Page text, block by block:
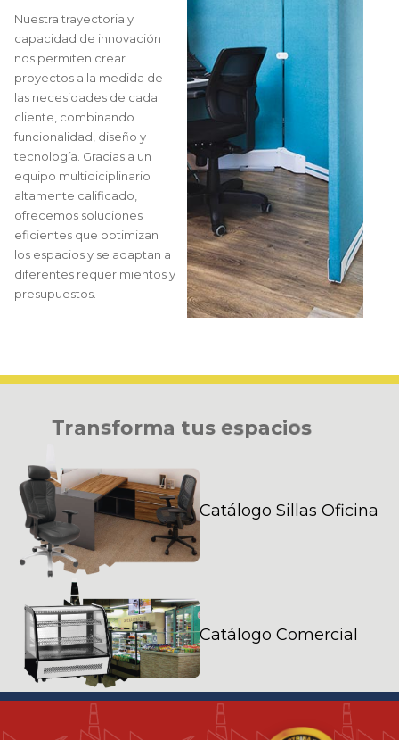
Nuestra trayectoria y
capacidad de innovación
nos permiten crear
proyectos a la medida de
las necesidades de cada
cliente, combinando
funcionalidad, diseño y
tecnología. Gracias a un
equipo multidiciplinario
altamente calificado,
ofrecemos soluciones
eficientes que optimizan
los espacios y se adaptan a
diferentes requerimientos y
presupuestos.
Transforma tus espacios
Catálogo Sillas Oficina
Catálogo Comercial